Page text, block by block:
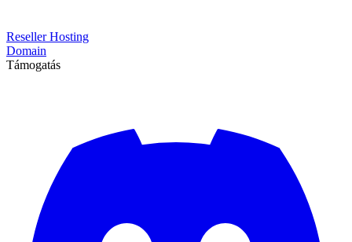
Reseller Hosting
Domain
Támogatás